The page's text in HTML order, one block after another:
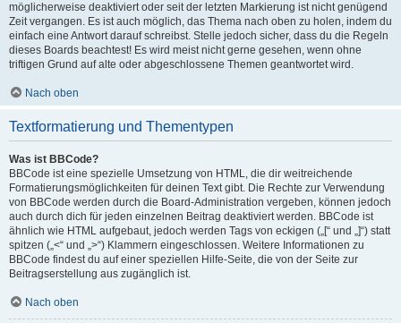
möglicherweise deaktiviert oder seit der letzten Markierung ist nicht genügend
Zeit vergangen. Es ist auch möglich, das Thema nach oben zu holen, indem du
einfach eine Antwort darauf schreibst. Stelle jedoch sicher, dass du die Regeln
dieses Boards beachtest! Es wird meist nicht gerne gesehen, wenn ohne
triftigen Grund auf alte oder abgeschlossene Themen geantwortet wird.
Nach oben
Textformatierung und Thementypen
Was ist BBCode?
BBCode ist eine spezielle Umsetzung von HTML, die dir weitreichende
Formatierungsmöglichkeiten für deinen Text gibt. Die Rechte zur Verwendung
von BBCode werden durch die Board-Administration vergeben, können jedoch
auch durch dich für jeden einzelnen Beitrag deaktiviert werden. BBCode ist
ähnlich wie HTML aufgebaut, jedoch werden Tags von eckigen („[“ und „]“) statt
spitzen („<“ und „>“) Klammern eingeschlossen. Weitere Informationen zu
BBCode findest du auf einer speziellen Hilfe-Seite, die von der Seite zur
Beitragserstellung aus zugänglich ist.
Nach oben